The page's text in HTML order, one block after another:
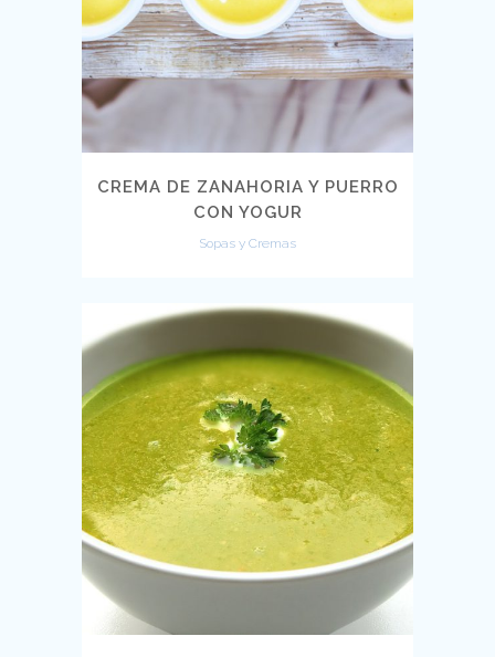
CREMA DE ZANAHORIA Y PUERRO
CON YOGUR
Sopas y Cremas